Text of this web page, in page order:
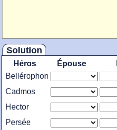
Solution
Héros Épouse
Bellérophon
Cadmos
Hector
Persée